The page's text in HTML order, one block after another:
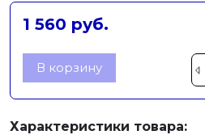
1 560 руб.
В корзину
Характеристики товара: